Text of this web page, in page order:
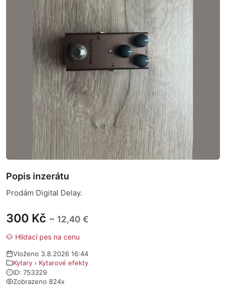
300 Kč ~ 12,40 €
🐶 Hlídací pes na cenu
Vloženo 3.8.2026 16:44
Kytary › Kytarové efekty
ID: 753329
Zobrazeno 824x
Popis inzerátu
Prodám Digital Delay.